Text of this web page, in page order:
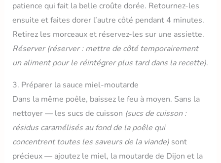
patience qui fait la belle croûte dorée. Retournez-les
ensuite et faites dorer l’autre côté pendant 4 minutes.
Retirez les morceaux et réservez-les sur une assiette.
Réserver (réserver : mettre de côté temporairement
un aliment pour le réintégrer plus tard dans la recette).
3. Préparer la sauce miel-moutarde
Dans la même poêle, baissez le feu à moyen. Sans la
nettoyer — les sucs de cuisson (sucs de cuisson :
résidus caramélisés au fond de la poêle qui
concentrent toutes les saveurs de la viande)sont
précieux — ajoutez le miel, la moutarde de Dijon et la